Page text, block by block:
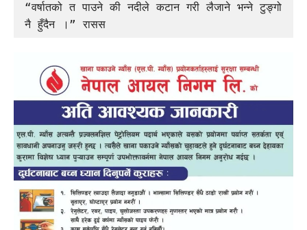
“वर्षातको त पाउने की नदीले कटान गरी लैजाने भन्ने टुङ्गो
नै हुँदैन ।” रासस